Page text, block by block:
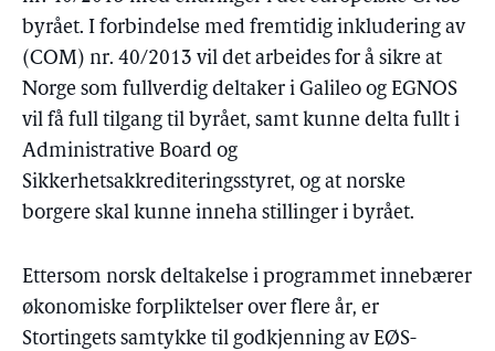
byrået. I forbindelse med fremtidig inkludering av
(COM) nr. 40/2013 vil det arbeides for å sikre at
Norge som fullverdig deltaker i Galileo og EGNOS
vil få full tilgang til byrået, samt kunne delta fullt i
Administrative Board og
Sikkerhetsakkrediteringsstyret, og at norske
borgere skal kunne inneha stillinger i byrået.
Ettersom norsk deltakelse i programmet innebærer
økonomiske forpliktelser over flere år, er
Stortingets samtykke til godkjenning av EØS-